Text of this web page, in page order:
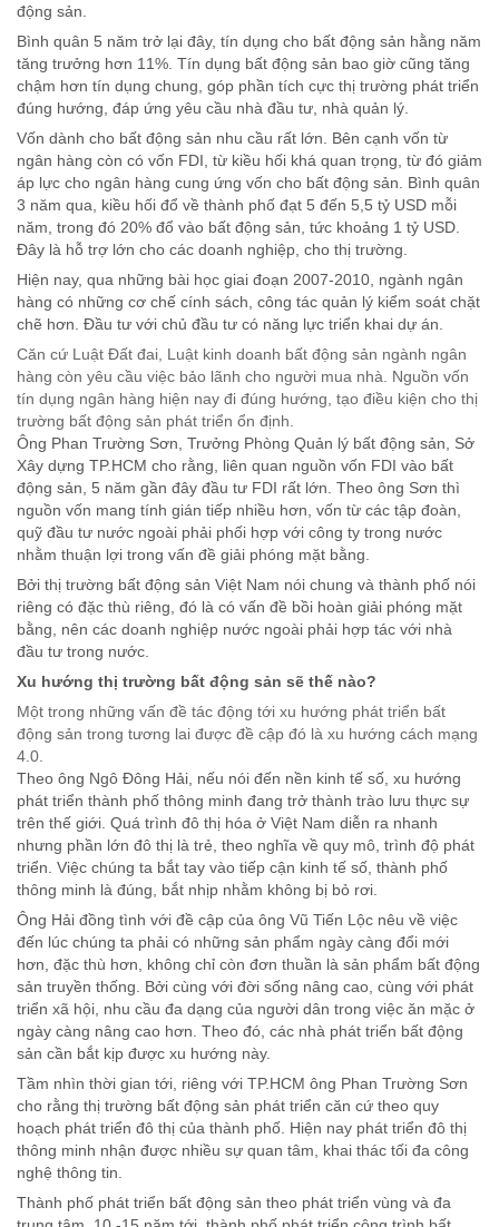
động sản.
Bình quân 5 năm trở lại đây, tín dụng cho bất động sản hằng năm
tăng trưởng hơn 11%. Tín dụng bất động sản bao giờ cũng tăng
chậm hơn tín dụng chung, góp phần tích cực thị trường phát triển
đúng hướng, đáp ứng yêu cầu nhà đầu tư, nhà quản lý.
Vốn dành cho bất động sản nhu cầu rất lớn. Bên cạnh vốn từ
ngân hàng còn có vốn FDI, từ kiều hối khá quan trọng, từ đó giảm
áp lực cho ngân hàng cung ứng vốn cho bất động sản. Bình quân
3 năm qua, kiều hối đổ về thành phố đạt 5 đến 5,5 tỷ USD mỗi
năm, trong đó 20% đổ vào bất động sản, tức khoảng 1 tỷ USD.
Đây là hỗ trợ lớn cho các doanh nghiệp, cho thị trường.
Hiện nay, qua những bài học giai đoạn 2007-2010, ngành ngân
hàng có những cơ chế cính sách, công tác quản lý kiểm soát chặt
chẽ hơn. Đầu tư với chủ đầu tư có năng lực triển khai dự án.
Căn cứ Luật Đất đai, Luật kinh doanh bất động sản ngành ngân
hàng còn yêu cầu việc bảo lãnh cho người mua nhà. Nguồn vốn
tín dụng ngân hàng hiện nay đi đúng hướng, tạo điều kiện cho thị
trường bất động sản phát triển ổn định.
Ông Phan Trường Sơn, Trưởng Phòng Quản lý bất động sản, Sở
Xây dựng TP.HCM cho rằng, liên quan nguồn vốn FDI vào bất
động sản, 5 năm gần đây đầu tư FDI rất lớn. Theo ông Sơn thì
nguồn vốn mang tính gián tiếp nhiều hơn, vốn từ các tập đoàn,
quỹ đầu tư nước ngoài phải phối hợp với công ty trong nước
nhằm thuận lợi trong vấn đề giải phóng mặt bằng.
Bởi thị trường bất động sản Việt Nam nói chung và thành phố nói
riêng có đặc thù riêng, đó là có vấn đề bồi hoàn giải phóng mặt
bằng, nên các doanh nghiệp nước ngoài phải hợp tác với nhà
đầu tư trong nước.
Xu hướng thị trường bất động sản sẽ thế nào?
Một trong những vấn đề tác động tới xu hướng phát triển bất
động sản trong tương lai được đề cập đó là xu hướng cách mạng
4.0.
Theo ông Ngô Đông Hải, nếu nói đến nền kinh tế số, xu hướng
phát triển thành phố thông minh đang trở thành trào lưu thực sự
trên thế giới. Quá trình đô thị hóa ở Việt Nam diễn ra nhanh
nhưng phần lớn đô thị là trẻ, theo nghĩa về quy mô, trình độ phát
triển. Việc chúng ta bắt tay vào tiếp cận kinh tế số, thành phố
thông minh là đúng, bắt nhịp nhằm không bị bỏ rơi.
Ông Hải đồng tình với đề cập của ông Vũ Tiến Lộc nêu về việc
đến lúc chúng ta phải có những sản phẩm ngày càng đổi mới
hơn, đặc thù hơn, không chỉ còn đơn thuần là sản phẩm bất động
sản truyền thống. Bởi cùng với đời sống nâng cao, cùng với phát
triển xã hội, nhu cầu đa dạng của người dân trong việc ăn mặc ở
ngày càng nâng cao hơn. Theo đó, các nhà phát triển bất động
sản cần bắt kịp được xu hướng này.
Tầm nhìn thời gian tới, riêng với TP.HCM ông Phan Trường Sơn
cho rằng thị trường bất động sản phát triển căn cứ theo quy
hoạch phát triển đô thị của thành phố. Hiện nay phát triển đô thị
thông minh nhận được nhiều sự quan tâm, khai thác tối đa công
nghệ thông tin.
Thành phố phát triển bất động sản theo phát triển vùng và đa